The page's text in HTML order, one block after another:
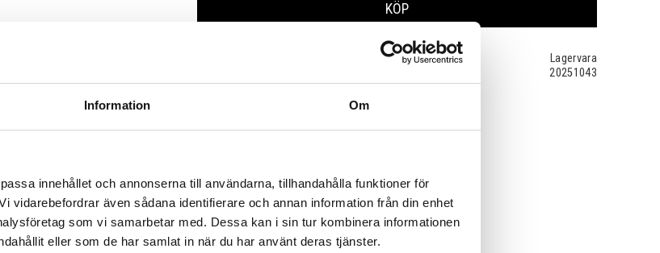
Information Om
innehållet och annonserna till användarna, tillhandahålla funktioner för
vidarebefordrar även sådana identifierare och annan information från din enhet
som vi samarbetar med. Dessa kan i sin tur kombinera informationen
eller som de har samlat in när du har använt deras tjänster.
KÖP
Lagervara
20251043